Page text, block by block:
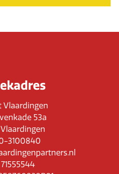
EN CULTUUR
Vlaardingen
53a
Vlaardingen
3100840